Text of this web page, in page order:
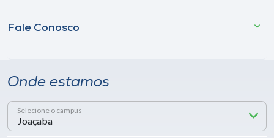
Fale Conosco
Onde estamos
Selecione o campus